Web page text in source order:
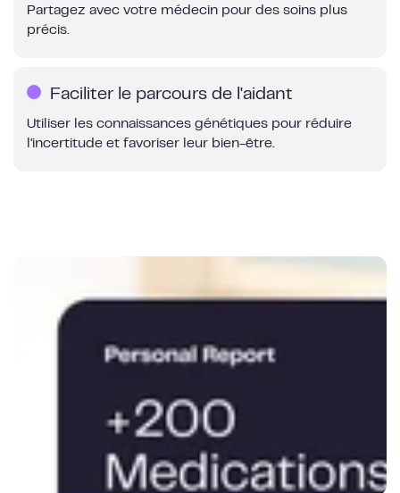
Partagez avec votre médecin pour des soins plus
précis.
Faciliter le parcours de l'aidant
Utiliser les connaissances génétiques pour réduire
l'incertitude et favoriser leur bien-être.